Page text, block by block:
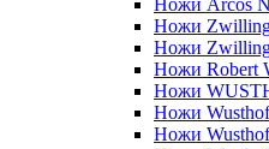
Ножи Arcos
Ножи
Ножи Zwilling
Ножи Robert
Ножи
Ножи
Ножи